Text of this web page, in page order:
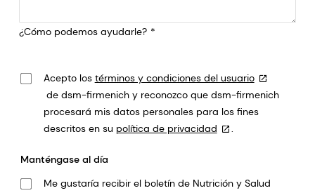
¿Cómo podemos ayudarle?
Acepto los términos y condiciones del usuario
de dsm-firmenich y reconozco que dsm-firmenich
procesará mis datos personales para los fines
descritos en su política de privacidad .
Manténgase al día
Me gustaría recibir el boletín de Nutrición y Salud